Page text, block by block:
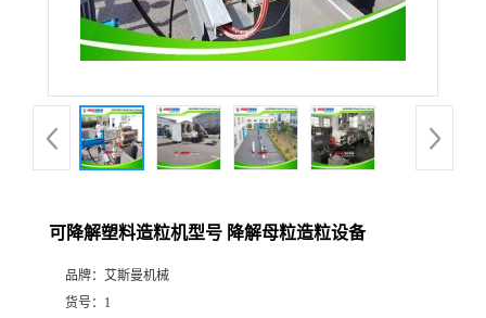
可降解塑料造粒机型号 降解母粒造粒设备
品牌： 艾斯曼机械
货号： 1